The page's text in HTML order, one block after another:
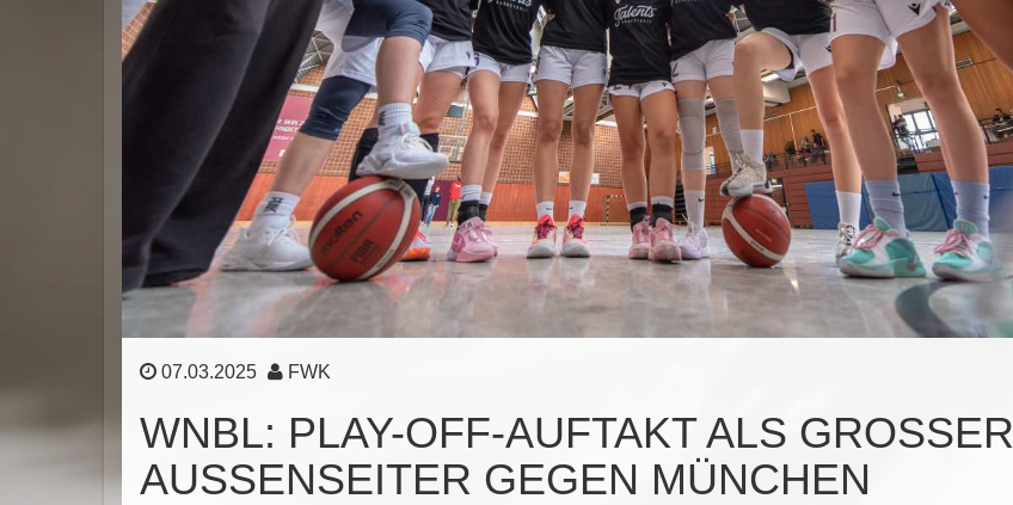
07.03.2025 FWK
WNBL: PLAY-OFF-AUFTAKT ALS GROSSER A
USSENSEITER GEGEN MÜNCHEN